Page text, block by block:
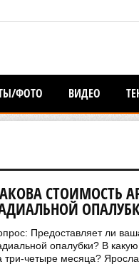
ФОТО ВИДЕО
СТОИМОСТЬ
Предоставляет ли
опалубки? В
три-четыре месяца?